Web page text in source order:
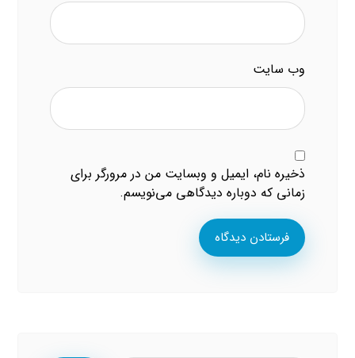
وب‌ سایت
ذخیره نام، ایمیل و وبسایت من در مرورگر برای
زمانی که دوباره دیدگاهی می‌نویسم.
فرستادن دیدگاه